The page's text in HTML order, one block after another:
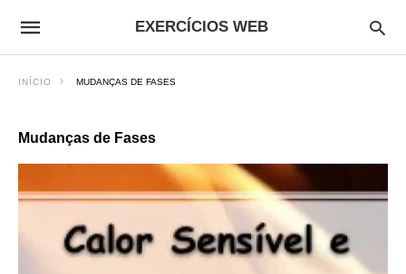
EXERCÍCIOS WEB
INÍCIO MUDANÇAS DE FASES
Mudanças de Fases